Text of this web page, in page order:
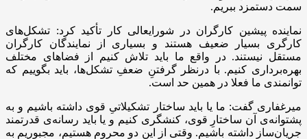
سمت دستمزد ببریم.
نماینده پیشین کارگران در شورایعالی کار تأکید کرد: تشکل‌های
کارگری بسیار ضعیف هستند و بسیاری از نمایندگان کارگران
مستقل نیستند. در واقع ما باید تلاش کنیم از فضاهای مختلف
بهره‌برداری کنیم. با درنظر گرفتنِ ضعفِ تشکل‌ها، باید بگوییم که
توانمندی ما فعلا در همین حد است.
میرغفاری گفت: ما یا باید ساختار تشکیلاتیِ قوی داشته باشیم و به
پشتوانه‌ی آن ساختارِ قوی، کنشگری کنیم و یا باید رسانه‌ی قدرتمند
جریان‌ساز داشته باشیم. وقتی از این دو محروم هستیم، مجبوریم به